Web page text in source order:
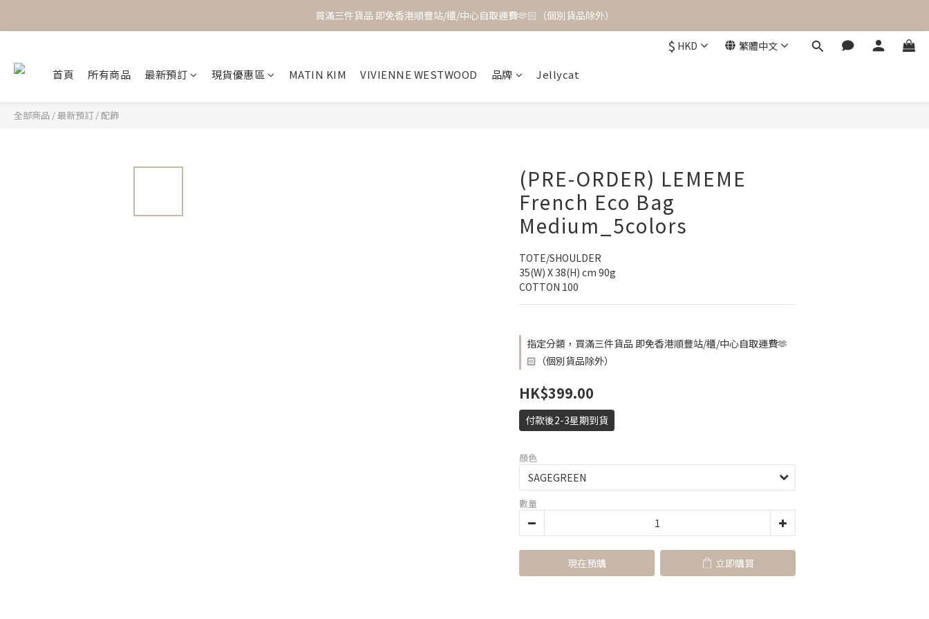
買滿三件貨品 即免香港順豐站/櫃/中心自取運費🫶🏻（個別貨品除外）
$ HKD 繁體中文
首頁 所有商品 最新預訂 現貨優惠區 MATIN KIM VIVIENNE WESTWOOD 品牌 Jellycat
全部商品 /最新預訂 /配飾
(PRE-ORDER) LEMEME
French Eco Bag
Medium_5colors
TOTE/SHOULDER
35(W) X 38(H) cm 90g
COTTON 100
指定分類，買滿三件貨品 即免香港順豐站/櫃/中心自取運費🫶
🏻（個別貨品除外）
HK$399.00
付款後2-3星期到貨
顏色
數量
現在預購 立即購買